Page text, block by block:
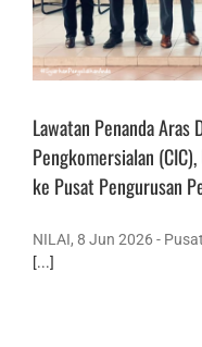
Lawatan Penanda Aras
Pengkomersialan
ke Pusat Pengurusan
NILAI, 8 Jun 2026 -
[...]